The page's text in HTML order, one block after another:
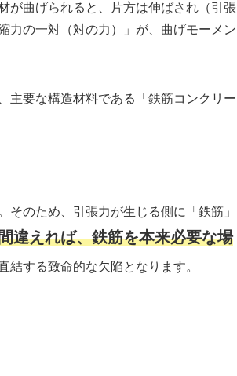
が曲げられると、片方は伸ばされ（引張
力の一対（対の力）」が、曲げモーメン
主要な構造材料である「鉄筋コンクリー
のため、引張力が生じる側に「鉄筋」
違えれば、鉄筋を本来必要な場
結する致命的な欠陥となります。